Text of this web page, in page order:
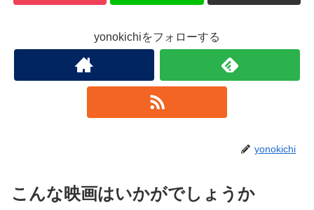
yonokichiをフォローする
yonokichi
こんな映画はいかがでしょうか